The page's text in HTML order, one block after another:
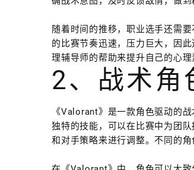
随着时间的推移，职业选手还需
的比赛节奏迅速，压力巨大，因
理辅导师的帮助来提升自己的心
2、战术角
《Valorant》是一款角色驱动的
独特的技能，可以在比赛中为团
和对手策略来进行调整。不同的